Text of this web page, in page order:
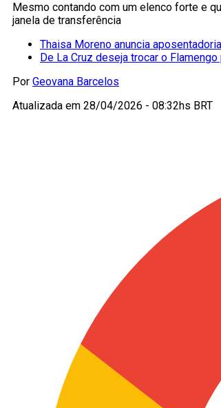
Mesmo contando com um elenco forte e
janela de transferência
Thaisa Moreno anuncia
De La Cruz deseja trocar o
Por Geovana Barcelos
Atualizada em 28/04/2026 - 08:32hs BRT